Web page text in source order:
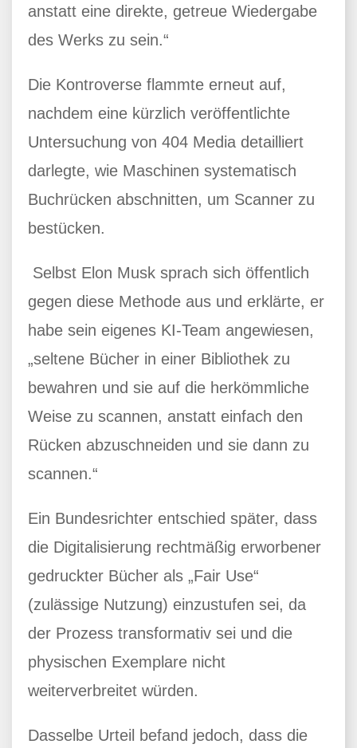
anstatt eine direkte, getreue Wiedergabe
des Werks zu sein.“
Die Kontroverse flammte erneut auf,
nachdem eine kürzlich veröffentlichte
Untersuchung von 404 Media detailliert
darlegte, wie Maschinen systematisch
Buchrücken abschnitten, um Scanner zu
bestücken.
Selbst Elon Musk sprach sich öffentlich
gegen diese Methode aus und erklärte, er
habe sein eigenes KI-Team angewiesen,
„seltene Bücher in einer Bibliothek zu
bewahren und sie auf die herkömmliche
Weise zu scannen, anstatt einfach den
Rücken abzuschneiden und sie dann zu
scannen.“
Ein Bundesrichter entschied später, dass
die Digitalisierung rechtmäßig erworbener
gedruckter Bücher als „Fair Use“
(zulässige Nutzung) einzustufen sei, da
der Prozess transformativ sei und die
physischen Exemplare nicht
weiterverbreitet würden.
Dasselbe Urteil befand jedoch, dass die